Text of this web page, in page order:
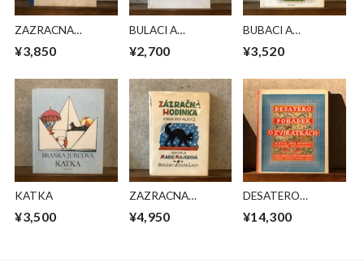
ZAZRACNA
¥3,850
BULACI A
¥2,700
BUBACI A
¥3,520
KATKA
¥3,500
ZAZRACNA
¥4,950
DESATERO
ZVIRATKACH
¥14,300